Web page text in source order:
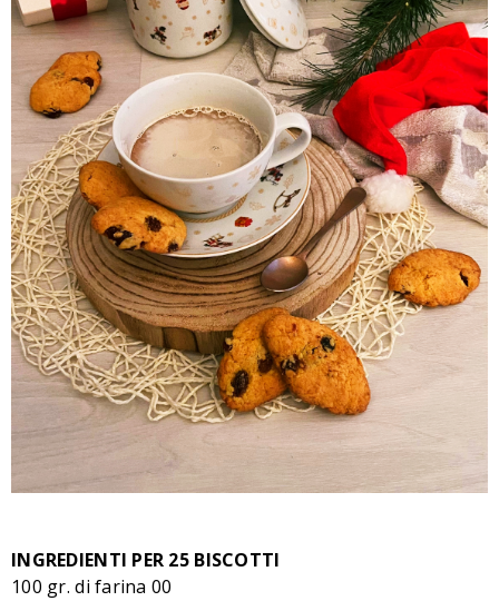
INGREDIENTI PER 25 BISCOTTI
100 gr. di farina 00